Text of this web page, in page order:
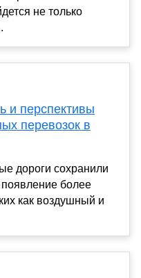
не только
и перспективы
перевозок в
дороги сохранили
более
как воздушный и